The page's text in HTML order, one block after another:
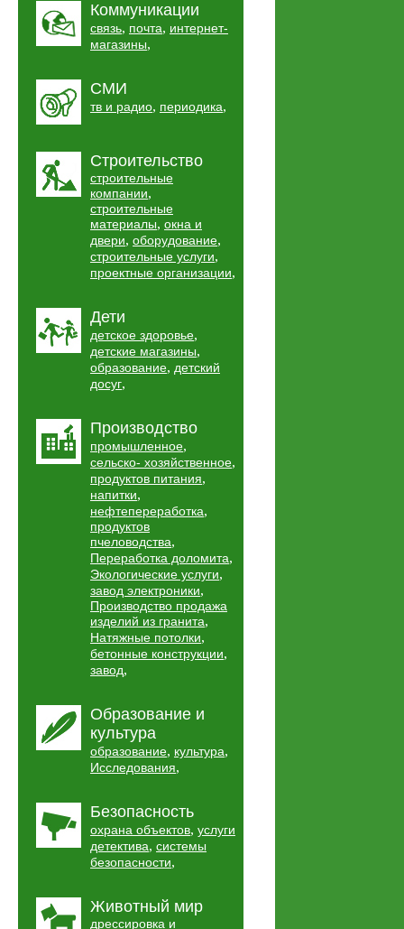
Коммуникации
связь, почта, интернет-
магазины,
СМИ
тв и радио, периодика,
Строительство
строительные
компании,
строительные
материалы, окна и
двери, оборудование,
строительные услуги,
проектные организации,
Дети
детское здоровье,
детские магазины,
образование, детский
досуг,
Производство
промышленное,
сельско- хозяйственное,
продуктов питания,
напитки,
нефтепереработка,
продуктов
пчеловодства,
Переработка доломита,
Экологические услуги,
завод электроники,
Производство продажа
изделий из гранита,
Натяжные потолки,
бетонные конструкции,
завод,
Образование и
культура
образование, культура,
Исследования,
Безопасность
охрана объектов, услуги
детектива, системы
безопасности,
Животный мир
дрессировка и